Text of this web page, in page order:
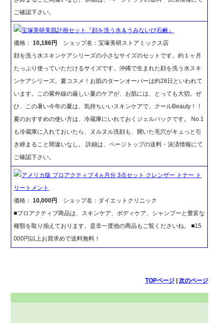
ご確認下さい。
宝塚美研美肌計画セット『顔を洗う水＆うみないび石鹸』
価格：10,186円
ショップ名：宝塚美研ストアミックス店
顔を洗う水スキンケアシリーズの小さなサイズのセットです。約１ヶ月
たっぷり使っていただけるサイズです。沖縄で生まれた顔を洗う水スキ
ンケアシリーズ。夏コスメ！お肌のターンオーバーは約28日といわれて
います。この紫外線の厳しい夏のケアが、お肌には、とっても大切。ぜ
ひ、この暑い今年の夏は、気持ちいいスキンケアで、クールBeauty！！
夏のおすすめの使い方は、冷蔵庫にいれておくジェルパックです。 No.1
も冷蔵庫に入れておいたら、ヌルヌル洗顔も、開いた毛穴がキュっと引
き締まること間違いなし。 詳細は、ページトップの送料・決済情報にて
ご確認下さい。
アメリカ版 プロアクティブ 4ヵ月分 3点セット クレンザー トナー ト
リートメント
価格：10,000円
ショップ名：ダイエットクリニック
■プロアクティブ商品は、スキンケア、ボディケア、シャンプーと豊富な
種類を取り揃えております。是非一度他の商品もご覧くださいね。 ■15
000円以上お買求めで送料無料！
TOPページ| 次のページ